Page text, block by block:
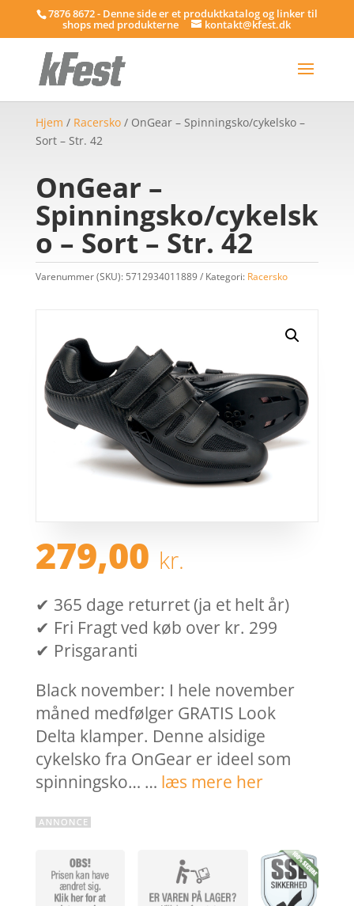
7876 8672 - Denne side er et produktkatalog og linker til
shops med produkterne kontakt@kfest.dk
Hjem / Racersko/ OnGear – Spinningsko/cykelsko –
Sort – Str. 42
OnGear –
Spinningsko/cykelsk
o – Sort – Str. 42
Varenummer (SKU): 5712934011889 Kategori: Racersko
279,00 kr.
✔ 365 dage returret (ja et helt år)
✔ Fri Fragt ved køb over kr. 299
✔ Prisgaranti
Black november: I hele november
måned medfølger GRATIS Look
Delta klamper. Denne alsidige
cykelsko fra OnGear er ideel som
spinningsko… … læs mere her